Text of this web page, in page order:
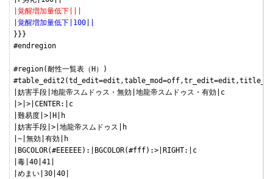
|覚醒増加量低下|||
|覚醒増加量低下|100||
}}}
#endregion
#region(耐性一覧表（H）)
|妨害手段|地龍帝スムドゥス・無効|地龍帝スムドゥス・有効|c
|>|>|CENTER:|c
|難易度|>|H|h
|妨害手段|>|地龍帝スムドゥス|h
|~|無効|有効|h
|BGCOLOR(#EEEEEE):|BGCOLOR(#fff):>|RIGHT:|c
|毒|40|41|
|めまい|30|40|